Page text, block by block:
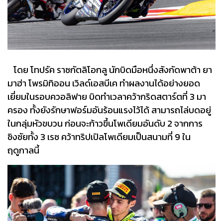
โดย โทปรัค ราซกัตลิโอกลู นักบิดมือหนึ่งสังกัดพาต้า ยา
มาฮ่า โพรมิทิออน เวิลด์เอสบีเค ทำผลงานได้อย่างยอด
เยี่ยมในรอบควอลิฟาย บิดทำเวลาคว้ากริดสตาร์ตที่ 3 มา
ครอง ทั้งยังรักษาฟอร์มอันร้อนแรงไว้ได้ สามารถไล่บดอยู่
ในกลุ่มหัวขบวน ก่อนจะก้าวขึ้นโพเดียมอันดับ 2 จากการ
ชิงชัยทั้ง 3 เรซ คว้าทริปเปิลโพเดียมเป็นสนามที่ 9 ใน
ฤดูกาลนี้